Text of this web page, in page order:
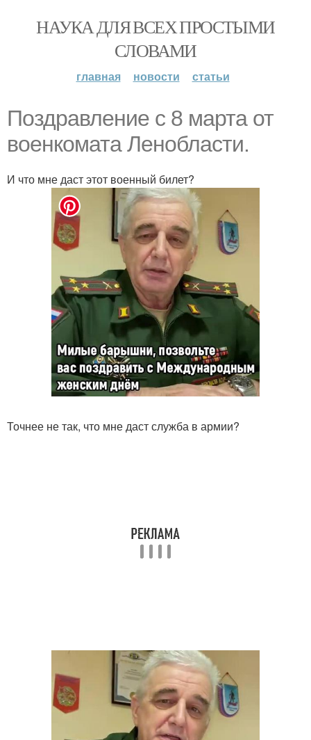
НАУКА ДЛЯ ВСЕХ ПРОСТЫМИ
СЛОВАМИ
главная новости статьи
Поздравление с 8 марта от
военкомата Ленобласти.
И что мне даст этот военный билет?
Точнее не так, что мне даст служба в армии?